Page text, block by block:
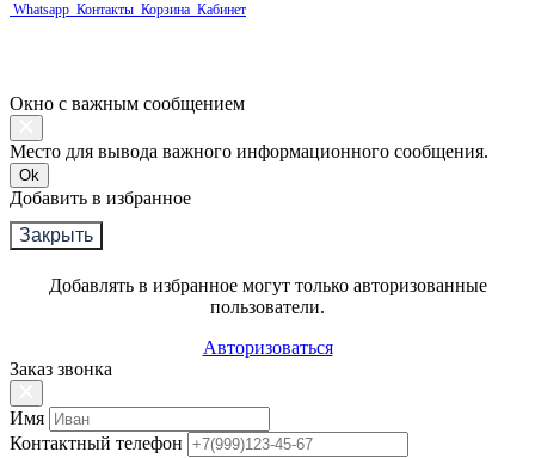
Whatsapp Контакты Корзина Кабинет
Окно с важным сообщением
Место для вывода важного информационного сообщения.
Ok
Добавить в избранное
Закрыть
Добавлять в избранное могут только авторизованные
пользователи.
Авторизоваться
Заказ звонка
Имя
Контактный телефон